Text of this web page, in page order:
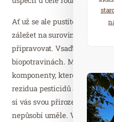
Ať už se ale pustíte do
záležet na surovinách, ze
připravovat. Vsaďte na
biopotravinách. Máte tak
komponenty, které do salátu
rezidua pesticidů ani
si vás svou přirozenou
nepůsobí uměle. V